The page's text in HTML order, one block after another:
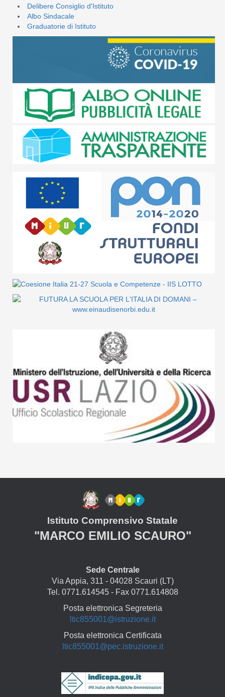
Delibere Consiglio d'Istituto
Albo Sindacale
Graduatorie di Istituto
Istituto Comprensivo Statale
"MARCO EMILIO SCAURO"
Sede Centrale
Via Appia, 311 - 04028 Scauri (LT)
Tel. 0771.614545 - Fax 0771.614808
Posta elettronica Segreteria
ltic855001@istruzione.it
Posta elettronica Certificata
ltic855001@pec.istruzione.it